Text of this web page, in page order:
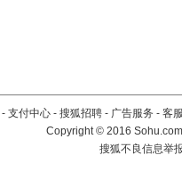
- 支付中心 - 搜狐招聘 - 广告服务 - 客
Copyright©2016
搜狐不良信息举